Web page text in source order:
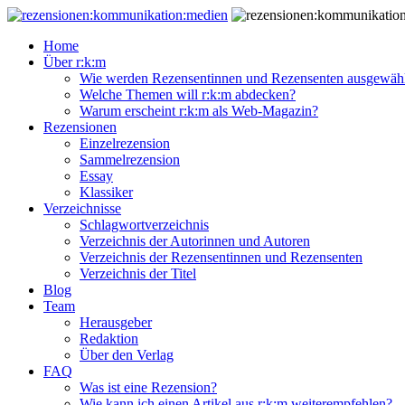
Home
Über r:k:m
Wie werden Rezensentinnen und Rezensenten
Welche Themen will r:k:m abdecken?
Warum erscheint r:k:m als Web-Magazin?
Rezensionen
Einzelrezension
Sammelrezension
Essay
Klassiker
Verzeichnisse
Schlagwortverzeichnis
Verzeichnis der Autorinnen und Autoren
Verzeichnis der Rezensentinnen und Rezensenten
Verzeichnis der Titel
Blog
Team
Herausgeber
Redaktion
Über den Verlag
FAQ
Was ist eine Rezension?